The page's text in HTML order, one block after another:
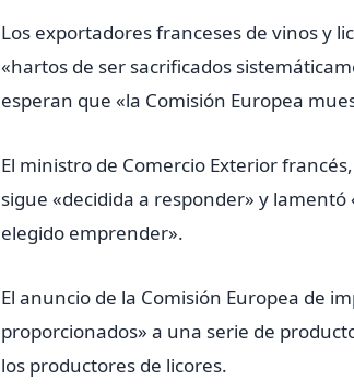
Los exportadores franceses de vinos y
«hartos de ser sacrificados
esperan que «la Comisión Europea
El ministro de Comercio Exterior
sigue «decidida a responder» y
elegido emprender».
El anuncio de la Comisión Europea de
proporcionados» a una serie de
los productores de licores.